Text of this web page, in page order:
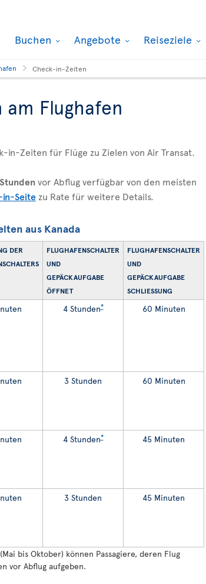
Buchen Angebote Reiseziele
Check-in-Zeiten
Flughafen
Zeiten für Flüge zu Zielen von Air Transat.
vor Abflug verfügbar von den meisten
Seite zu Rate für weitere Details.
aus Kanada
DER F
FLUGHAFENSCHALTER
UND
GEPÄCKAUFGABE
ÖFFNET
FLUGHAFENSCHALTER
UND
GEPÄCKAUFGABE
SCHLIESSUNG
4 Stunden* 60 Minuten
3 Stunden 60 Minuten
4 Stunden* 45 Minuten
3 Stunden 45 Minuten
bis Oktober) können Passagiere, deren Flug
vor Abflug aufgeben.